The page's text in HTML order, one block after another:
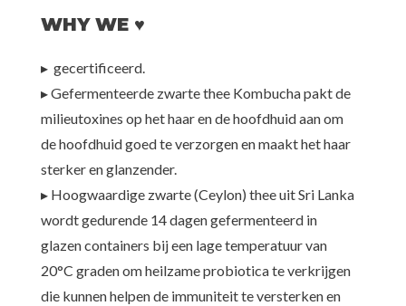
WHY WE ♥
▸ gecertificeerd.
▸ Gefermenteerde zwarte thee Kombucha pakt de
milieutoxines op het haar en de hoofdhuid aan om
de hoofdhuid goed te verzorgen en maakt het haar
sterker en glanzender.
▸ Hoogwaardige zwarte (Ceylon) thee uit Sri Lanka
wordt gedurende 14 dagen gefermenteerd in
glazen containers bij een lage temperatuur van
20°C graden om heilzame probiotica te verkrijgen
die kunnen helpen de immuniteit te versterken en